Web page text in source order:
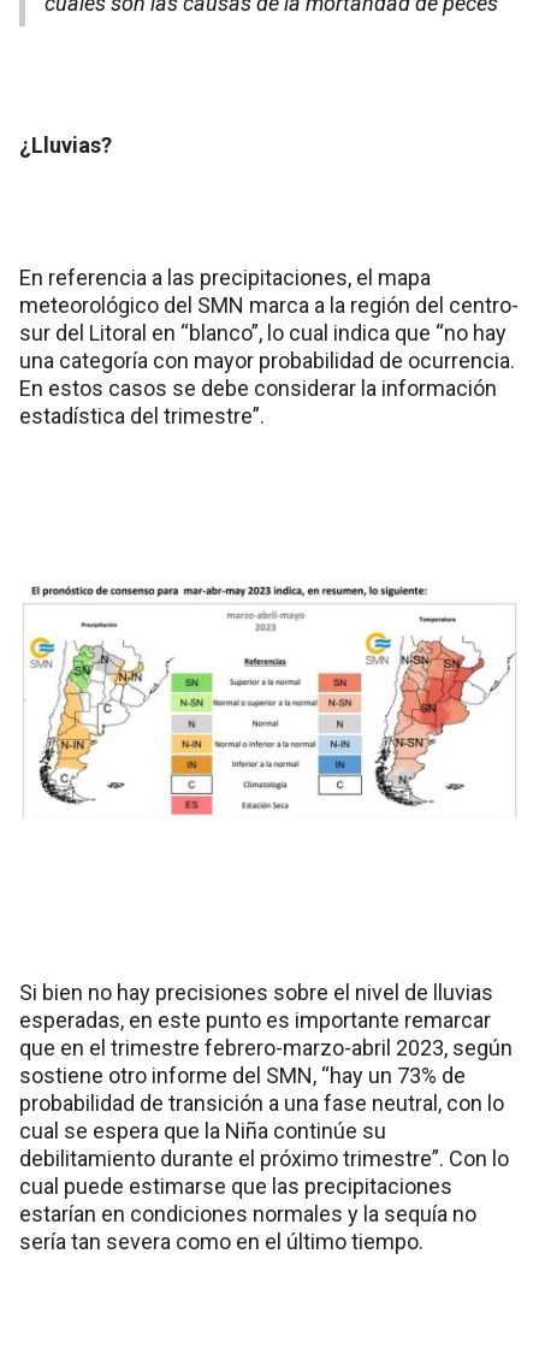
¿Lluvias?
En referencia a las precipitaciones, el mapa
meteorológico del SMN marca a la región del centro-
sur del Litoral en “blanco”, lo cual indica que “no hay
una categoría con mayor probabilidad de ocurrencia.
En estos casos se debe considerar la información
estadística del trimestre”.
Si bien no hay precisiones sobre el nivel de lluvias
esperadas, en este punto es importante remarcar
que en el trimestre febrero-marzo-abril 2023, según
sostiene otro informe del SMN, “hay un 73% de
probabilidad de transición a una fase neutral, con lo
cual se espera que la Niña continúe su
debilitamiento durante el próximo trimestre”. Con lo
cual puede estimarse que las precipitaciones
estarían en condiciones normales y la sequía no
sería tan severa como en el último tiempo.